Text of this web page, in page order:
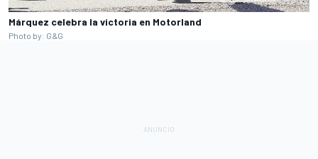
Márquez celebra la victoria en Motorland
Photo by: G&G